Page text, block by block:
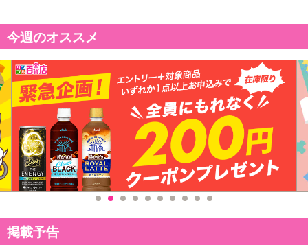
商品到着時点でのお日持ち期間は、配送日数などにより異なります
のでご了承ください。
【キャンセルについて】
※お申込み後のキャンセルはお受けできません。
記載されている内容を必ずご確認いただき、お届けする商品セット
にご納得いただきましたうえでお申し込みください。
※パッケージ変更や商品リニューアル（成分など含む）等により、
参考の掲載画像や画像内のバーコードなど、お届け商品と多少異な
る場合がございます。
また、[新たな加工食品の原料原産地表示制度]の経過措置期間の終
合がございます。
あらかじめご了承いただいた上でお申込みください。なお、本理由
今週のオススメ
掲載予告